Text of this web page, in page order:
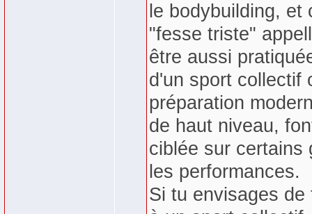
le bodybuilding,
"fesse triste"
être aussi
d'un sport collectif
préparation
de haut niveau,
ciblée sur certains
les performances.
Si tu envisages